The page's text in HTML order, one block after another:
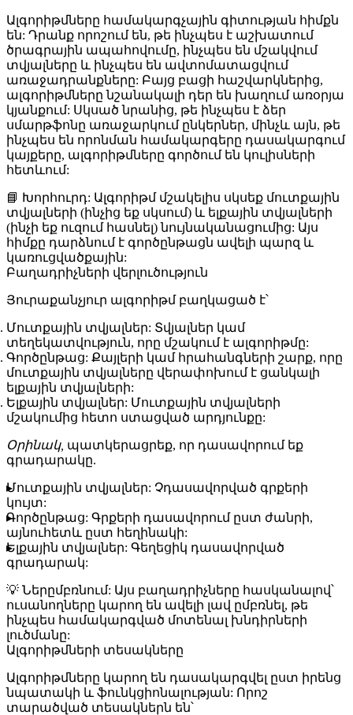
Ալգորիթմները համակարգչային գիտության հիմքն
են: Դրանք որոշում են, թե ինչպես է աշխատում
ծրագրային ապահովումը, ինչպես են մշակվում
տվյալները և ինչպես են ավտոմատացվում
առաջադրանքները: Բայց բացի հաշվարկներից,
ալգորիթմները նշանակալի դեր են խաղում առօրյա
կյանքում: Սկսած նրանից, թե ինչպես է ձեր
սմարթֆոնը առաջարկում ընկերներ, մինչև այն, թե
ինչպես են որոնման համակարգերը դասակարգում
կայքերը, ալգորիթմները գործում են կուլիսների
հետևում:
📘 Խորհուրդ: Ալգորիթմ մշակելիս սկսեք մուտքային
տվյալների (ինչից եք սկսում) և ելքային տվյալների
(ինչի եք ուզում հասնել) նույնականացումից: Այս
հիմքը դարձնում է գործընթացն ավելի պարզ և
կառուցվածքային:
Բաղադրիչների վերլուծություն
Յուրաքանչյուր ալգորիթմ բաղկացած է՝
Մուտքային տվյալներ: Տվյալներ կամ
տեղեկատվություն, որը մշակում է ալգորիթմը:
Գործընթաց: Քայլերի կամ հրահանգների շարք, որը
մուտքային տվյալները վերափոխում է ցանկալի
ելքային տվյալների:
Ելքային տվյալներ: Մուտքային տվյալների
մշակումից հետո ստացված արդյունքը:
Օրինակ, պատկերացրեք, որ դասավորում եք
գրադարակը.
Մուտքային տվյալներ: Չդասավորված գրքերի
կույտ:
Գործընթաց: Գրքերի դասավորում ըստ ժանրի,
այնուհետև ըստ հեղինակի:
Ելքային տվյալներ: Գեղեցիկ դասավորված
գրադարակ:
💡 Ներըմբռնում: Այս բաղադրիչները հասկանալով՝
ուսանողները կարող են ավելի լավ ըմբռնել, թե
ինչպես համակարգված մոտենալ խնդիրների
լուծմանը:
Ալգորիթմների տեսակները
Ալգորիթմները կարող են դասակարգվել ըստ իրենց
նպատակի և ֆունկցիոնալության: Որոշ
տարածված տեսակներն են՝